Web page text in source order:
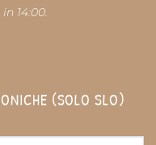
14:00.
(SOLO SLO)